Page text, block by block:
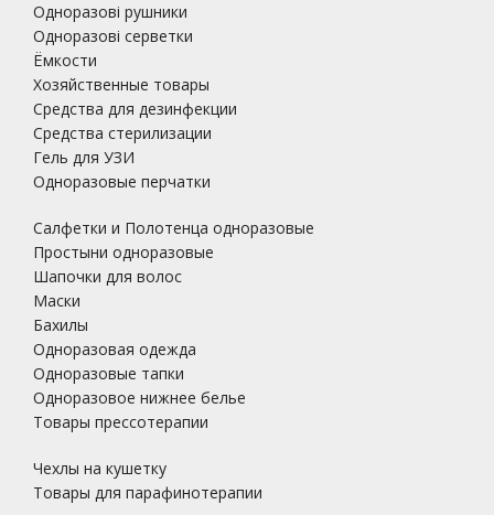
Одноразові рушники
Одноразові серветки
Ёмкости
Хозяйственные товары
Средства для дезинфекции
Средства стерилизации
Гель для УЗИ
Одноразовые перчатки
Салфетки и Полотенца одноразовые
Простыни одноразовые
Шапочки для волос
Маски
Бахилы
Одноразовая одежда
Одноразовые тапки
Одноразовое нижнее белье
Товары прессотерапии
Чехлы на кушетку
Товары для парафинотерапии